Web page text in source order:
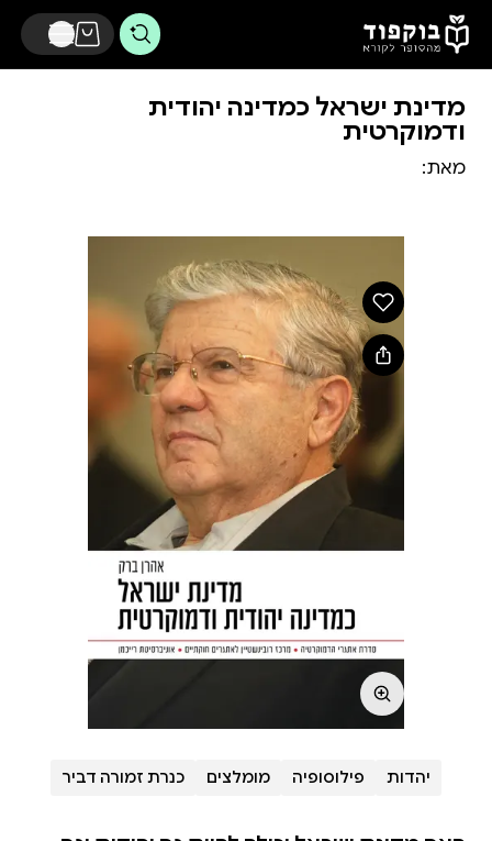
דלג לתוכן הראשי
מדינת ישראל כמדינה יהודית
ודמוקרטית
מאת:
יהדות פילוסופיה מומלצים כנרת זמורה דביר